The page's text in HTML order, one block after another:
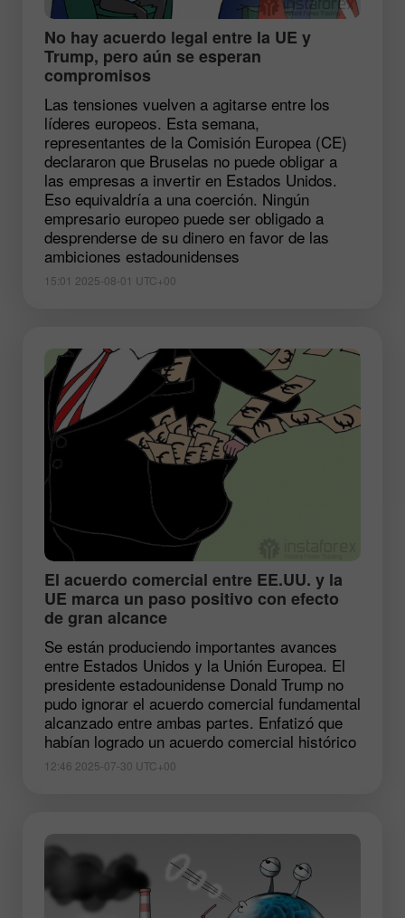
​No hay acuerdo legal entre la UE y
Trump, pero aún se esperan
compromisos
Las tensiones vuelven a agitarse entre los
líderes europeos. Esta semana,
representantes de la Comisión Europea (CE)
declararon que Bruselas no puede obligar a
las empresas a invertir en Estados Unidos.
Eso equivaldría a una coerción. Ningún
empresario europeo puede ser obligado a
desprenderse de su dinero en favor de las
ambiciones estadounidenses
15:01 2025-08-01 UTC+00
​El acuerdo comercial entre EE.UU. y la
UE marca un paso positivo con efecto
de gran alcance
Se están produciendo importantes avances
entre Estados Unidos y la Unión Europea. El
presidente estadounidense Donald Trump no
pudo ignorar el acuerdo comercial fundamental
alcanzado entre ambas partes. Enfatizó que
habían logrado un acuerdo comercial histórico
12:46 2025-07-30 UTC+00